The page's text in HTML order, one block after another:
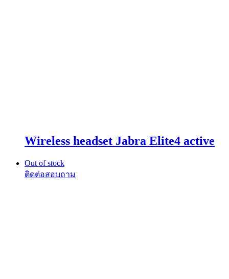
Wireless headset Jabra Elite4 active
Out of stock